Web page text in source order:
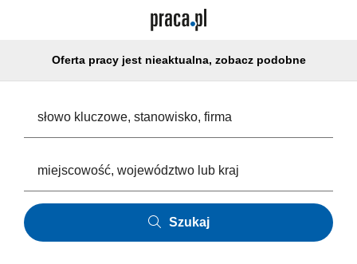
Oferta pracy jest nieaktualna, zobacz podobne
Szukaj